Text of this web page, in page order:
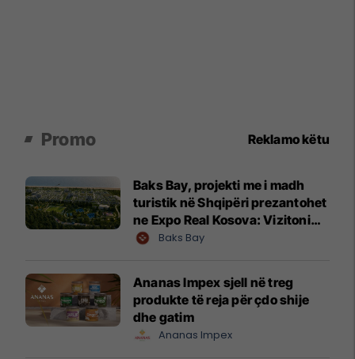
Promo Reklamo këtu
Baks Bay, projekti me i madh
turistik në Shqipëri prezantohet
ne Expo Real Kosova: Vizitoni
shtandin dhe zbuloni
Baks Bay
Ananas Impex sjell në treg
produkte të reja për çdo shije
dhe gatim
Ananas Impex